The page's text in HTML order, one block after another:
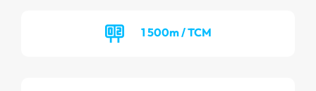
1 500m / TCM